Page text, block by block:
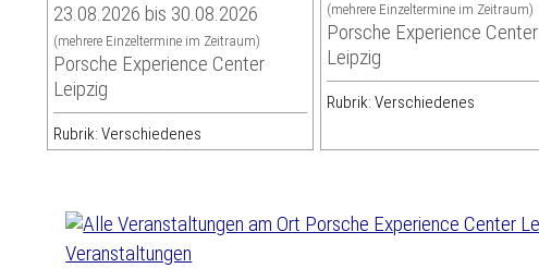
23.08.2026 bis 30.08.2026
(mehrere Einzeltermine im Zeitraum)
Porsche Experience Center
Leipzig
Rubrik: Verschiedenes
(mehrere Einzeltermine im Zeitraum)
Porsche Experience Center
Leipzig
Rubrik: Verschiedenes
Veranstaltungen